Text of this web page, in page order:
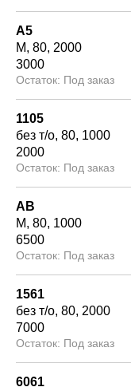
А5
М 80 2000
3000
Под заказ
1105
без т/о 80 1000
2000
Под заказ
АВ
М 80 1000
6500
Под заказ
1561
без т/о 80 2000
7000
Под заказ
6061